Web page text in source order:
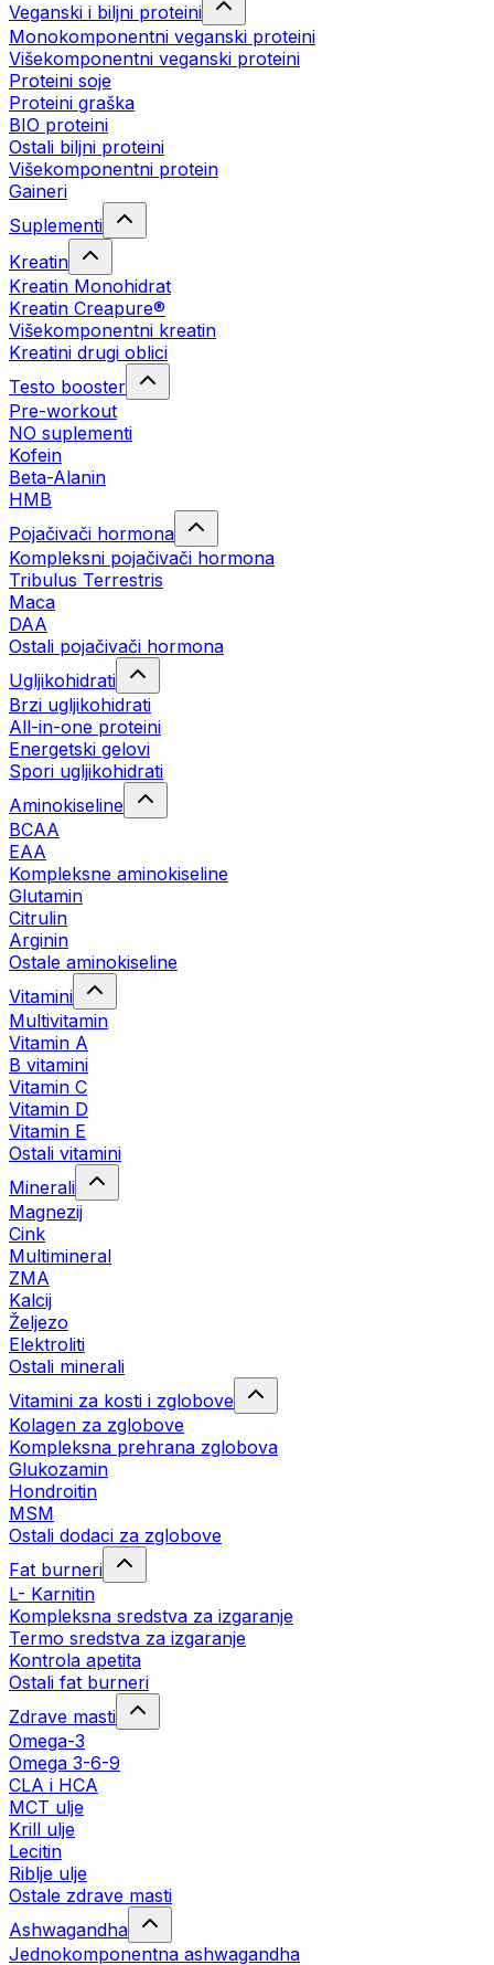
Veganski i biljni proteini
Monokomponentni veganski proteini
Višekomponentni veganski proteini
Proteini soje
Proteini graška
BIO proteini
Ostali biljni proteini
Višekomponentni protein
Gaineri
Suplementi
Kreatin
Kreatin Monohidrat
Kreatin Creapure®
Višekomponentni kreatin
Kreatini drugi oblici
Testo booster
Pre-workout
NO suplementi
Kofein
Beta-Alanin
HMB
Pojačivači hormona
Kompleksni pojačivači hormona
Tribulus Terrestris
Maca
DAA
Ostali pojačivači hormona
Ugljikohidrati
Brzi ugljikohidrati
All-in-one proteini
Energetski gelovi
Spori ugljikohidrati
Aminokiseline
BCAA
EAA
Kompleksne aminokiseline
Glutamin
Citrulin
Arginin
Ostale aminokiseline
Vitamini
Multivitamin
Vitamin A
B vitamini
Vitamin C
Vitamin D
Vitamin E
Ostali vitamini
Minerali
Magnezij
Cink
Multimineral
ZMA
Kalcij
Željezo
Elektroliti
Ostali minerali
Vitamini za kosti i zglobove
Kolagen za zglobove
Kompleksna prehrana zglobova
Glukozamin
Hondroitin
MSM
Ostali dodaci za zglobove
Fat burneri
L- Karnitin
Kompleksna sredstva za izgaranje
Termo sredstva za izgaranje
Kontrola apetita
Ostali fat burneri
Zdrave masti
Omega-3
Omega 3-6-9
CLA i HCA
MCT ulje
Krill ulje
Lecitin
Riblje ulje
Ostale zdrave masti
Ashwagandha
Jednokomponentna ashwagandha